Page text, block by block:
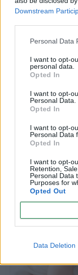
Downstream
Personal Data
I want to opt-
personal data.
Opted In
I want to opt-
Personal Data.
Opted In
I want to opt-
Personal Data
Opted In
I want to opt-
Retention,
Personal Data
Purposes for
Opted Out
Data Deletion
Nombres